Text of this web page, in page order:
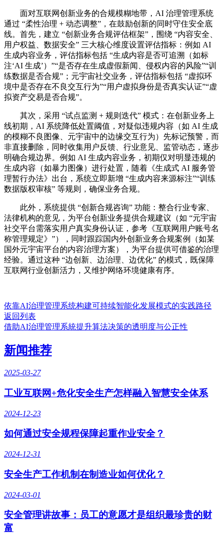
面对互联网创新业务的合规模糊地带，AI 治理管理系统
通过 “柔性治理 + 动态调整”，在鼓励创新的同时守住安全底
线。首先，建立 “创新业务合规评估框架”，围绕 “内容安全、
用户权益、数据安全” 三大核心维度设置评估指标：例如 AI
生成内容业务，评估指标包括 “生成内容是否可追溯（如标
注‘AI 生成’）”“是否存在生成虚假新闻、侵权内容的风险”“训
练数据是否合规”；元宇宙社交业务，评估指标包括 “虚拟环
境中是否存在不良交互行为”“用户虚拟身份是否真实认证”“虚
拟资产交易是否合规”。
其次，采用 “试点监测 + 规则迭代” 模式：在创新业务上
线初期，AI 系统降低处置阈值，对疑似违规内容（如 AI 生成
的模糊不良图像、元宇宙中的边缘交互行为）先标记预警，而
非直接删除，同时收集用户反馈、行业意见、监管动态，逐步
明确合规边界。例如 AI 生成内容业务，初期仅对明显违规的
生成内容（如暴力图像）进行处置，随着《生成式 AI 服务管
理暂行办法》出台，系统立即新增 “生成内容来源标注”“训练
数据版权审核” 等规则，确保业务合规。
此外，系统提供 “创新合规咨询” 功能：整合行业专家、
法律机构的意见，为平台创新业务提供合规建议（如 “元宇宙
社交平台需落实用户真实身份认证，参考《互联网用户账号名
称管理规定》”），同时跟踪国内外创新业务合规案例（如某
国外元宇宙平台的内容治理方案），为平台提供可借鉴的治理
经验。通过这种 “边创新、边治理、边优化” 的模式，既保障
互联网行业创新活力，又维护网络环境健康有序。
依靠AI治理管理系统构建可持续智能化发展模式的实践路径
返回列表
借助AI治理管理系統提升算法决策的透明度与公正性
新闻推荐
2025-03-27
工业互联网+危化安全生产怎样融入智慧安全体系
2024-12-23
如何通过安全规程保障起重作业安全？
2024-12-31
安全生产工作机制在制造业如何优化？
2024-03-01
安全管理讲故事：员工的意愿才是组织最珍贵的财
富